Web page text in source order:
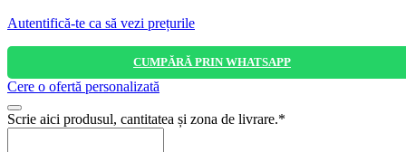
Autentifică-te ca să vezi prețurile
CUMPĂRĂ PRIN WHATSAPP
Cere o ofertă personalizată
Scrie aici produsul, cantitatea și zona de livrare.*